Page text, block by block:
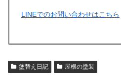
LINEでのお問い合わせはこちら
塗替え日記 屋根の塗装